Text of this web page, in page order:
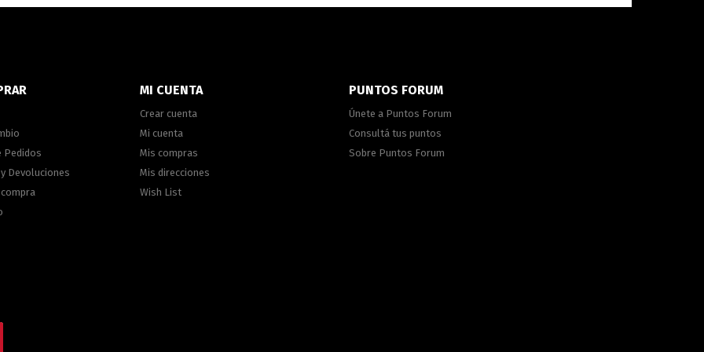
Pedidos
Devoluciones
MI CUENTA
Crear cuenta
Mi cuenta
Mis compras
Mis direcciones
Wish List
PUNTOS FORUM
Únete a Puntos Forum
Consultá tus puntos
Sobre Puntos Forum